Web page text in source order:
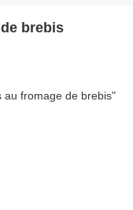
brebis